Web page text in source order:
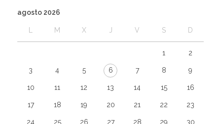
agosto 2026
M X J V S D
1 2
3 4 5 6 7 8 9
10 11 12 13 14 15 16
17 18 19 20 21 22 23
24 25 26 27 28 29 30